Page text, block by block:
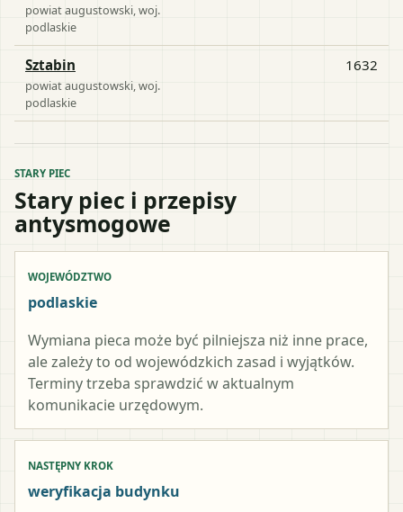
powiataugustowski , woj.
podlaskie
Sztabin
powiataugustowski , woj.
podlaskie
1632
STARY PIEC
Stary piec i przepisy
antysmogowe
WOJEWÓDZTWO
podlaskie
Wymiana pieca może być pilniejsza niż inne prace,
ale zależy to od wojewódzkich zasad i wyjątków.
Terminy trzeba sprawdzić w aktualnym
komunikacie urzędowym.
NASTĘPNY KROK
weryfikacja budynku